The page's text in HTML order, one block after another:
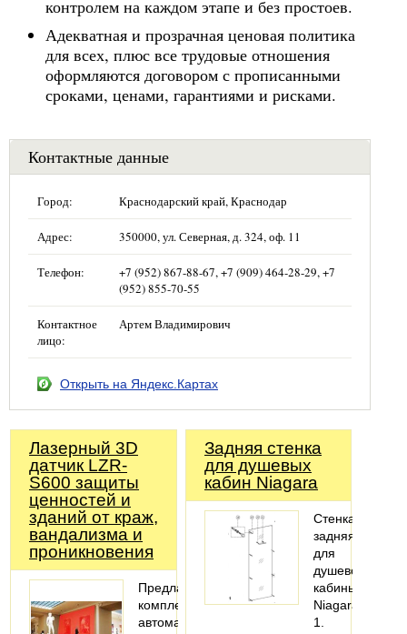
контролем на каждом этапе и без простоев.
Адекватная и прозрачная ценовая политика
для всех, плюс все трудовые отношения
оформляются договором с прописанными
сроками, ценами, гарантиями и рисками.
Контактные данные
Город: Краснодарский край, Краснодар
Адрес: 350000, ул. Северная, д. 324, оф. 11
Телефон:
+7 (952) 867-88-67, +7 (909) 464-28-29, +7
(952) 855-70-55
Контактное
лицо:
Артем Владимирович
Открыть на Яндекс.Картах
Лазерный 3D
датчик LZR-
S600 защиты
ценностей и
зданий от краж,
вандализма и
проникновения
Предлагаем
комплекты
автоматики
Задняя стенка
для душевых
кабин Niagara
Стенка
задняя
для
душевой
кабины
Niagara
1.